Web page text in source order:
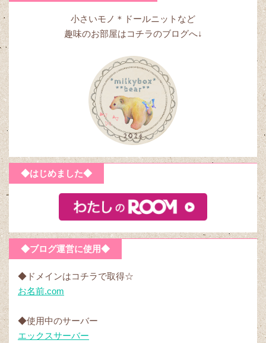
小さいモノ＊ドールニットなど
趣味のお部屋はコチラのブログへ↓
◆はじめました◆
◆ブログ運営に使用◆
◆ドメインはコチラで取得☆
お名前.com
◆使用中のサーバー
エックスサーバー